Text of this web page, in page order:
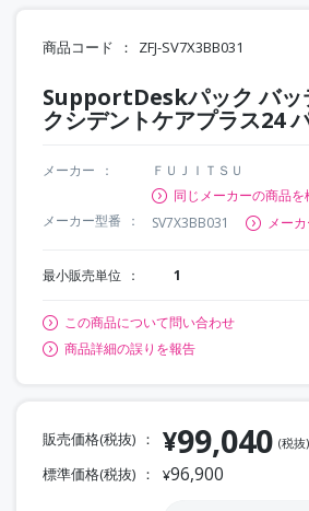
商品コード ZFJ-SV7X3BB031
SupportDeskパック バッ
クシデントケアプラス24
メーカー
ＦＵＪＩＴＳＵ
同じメーカーの商品を
メーカー型番
SV7X3BB031 メー
最小販売単位 1
この商品について問い合わせ
商品詳細の誤りを報告
販売価格(税抜) ¥99,040 (税抜)
標準価格(税抜) ¥96,900